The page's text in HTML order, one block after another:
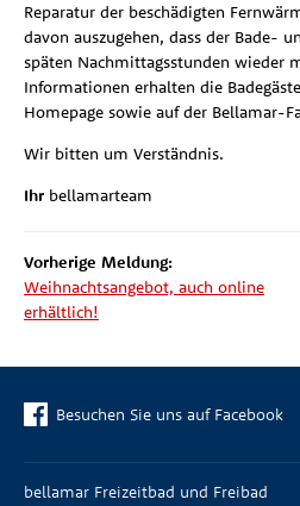
Reparatur der beschädigten
davon auszugehen, dass der Bade-
späten Nachmittagsstunden wieder
Informationen erhalten die
Homepage sowie auf der Bellamar-
Wir bitten um Verständnis.
Ihr bellamarteam
Vorherige Meldung:
Weihnachtsangebot, auch online
erhältlich!
Besuchen Sie uns auf Facebook
bellamar Freizeitbad und Freibad